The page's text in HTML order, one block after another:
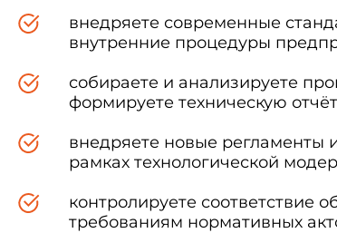
внедряете современные
внутренние процедуры
собираете и анализируете
формируете техническую
внедряете новые регламенты
рамках технологической
контролируете соответствие
требованиям нормативных